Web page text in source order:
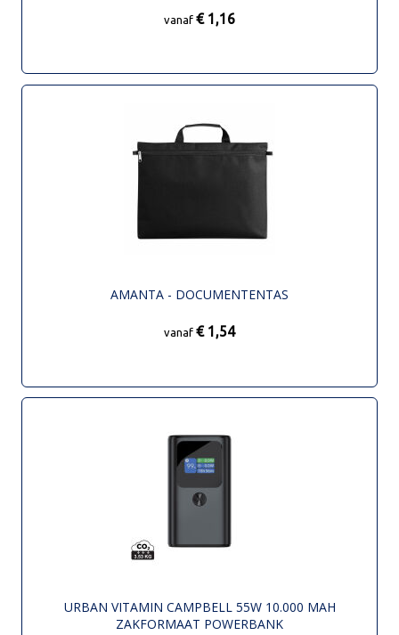
vanaf € 1,16
AMANTA - DOCUMENTENTAS
vanaf € 1,54
URBAN VITAMIN CAMPBELL 55W 10.000 MAH
ZAKFORMAAT POWERBANK